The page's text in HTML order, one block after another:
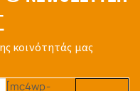
ΖΙΡΓΚΌΝ 28X20MM K14
Κωδικός:
$540.60